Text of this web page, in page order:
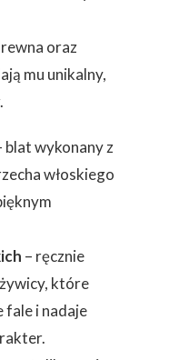
oraz
mu unikalny,
blat wykonany z
włoskiego
– ręcznie
które
fale i nadaje